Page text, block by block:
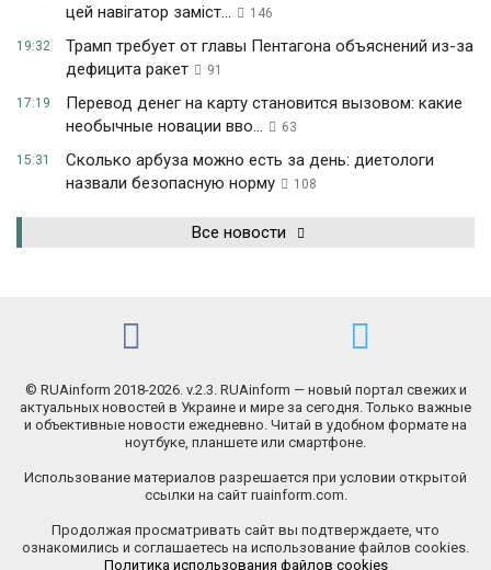
цей навігатор заміст...
146
19:32
Трамп требует от главы Пентагона объяснений из-за
дефицита ракет
91
17:19
Перевод денег на карту становится вызовом: какие
необычные новации вво...
63
15:31
Сколько арбуза можно есть за день: диетологи
назвали безопасную норму
108
Все новости
© RUAinform 2018-2026. v.2.3. RUAinform — новый портал свежих и
актуальных новостей в Украине и мире за сегодня. Только важные
и объективные новости ежедневно. Читай в удобном формате на
ноутбуке, планшете или смартфоне.
Использование материалов разрешается при условии открытой
ссылки на сайт ruainform.com.
Продолжая просматривать сайт вы подтверждаете, что
ознакомились и соглашаетесь на использование файлов cookies.
Политика использования файлов cookies